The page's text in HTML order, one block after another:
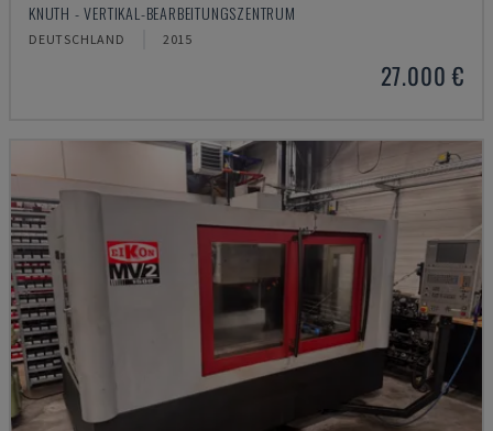
KNUTH - VERTIKAL-BEARBEITUNGSZENTRUM
DEUTSCHLAND 2015
27.000 €